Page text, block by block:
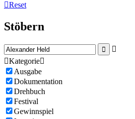
Reset
Stöbern


Kategorie
Ausgabe
Dokumentation
Drehbuch
Festival
Gewinnspiel